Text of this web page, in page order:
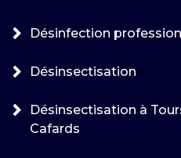
Désinfection
Désinsectisation
Désinsectisation à
Cafards